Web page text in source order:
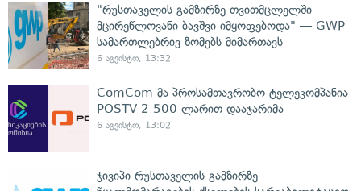
"რუსთაველის გამზირზე თვითმცლელში
მცირეწლოვანი ბავშვი იმყოფებოდა" — GWP
სამართლებრივ ზომებს მიმართავს
6 აგვისტო, 13:32
ComCom-მა პროსამთავრობო ტელეკომპანია
POSTV 2 500 ლარით დააჯარიმა
6 აგვისტო, 13:02
ჯივიპი რუსთაველის გამზირზე